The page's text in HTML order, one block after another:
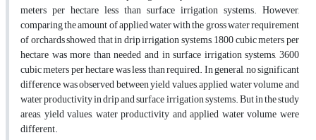
meters per hectare less than surface irrigation systems. However,
comparing the amount of applied water with the gross water requirement
of orchards showed that in drip irrigation systems, 1800 cubic meters per
hectare was more than needed and in surface irrigation systems, 3600
cubic meters per hectare was less than required. In general, no significant
difference was observed between yield values, applied water volume and
water productivity in drip and surface irrigation systems. But in the study
areas, yield values, water productivity and applied water volume were
different.